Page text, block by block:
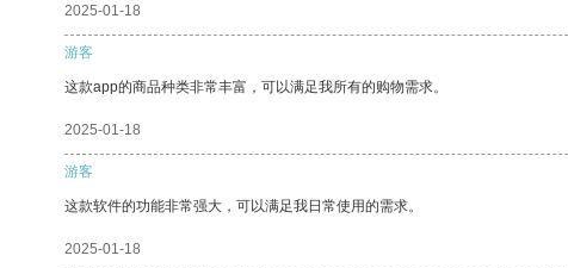
2025-01-18
游客
这款app的商品种类非常丰富，可以满足我所有的购物需求。
2025-01-18
游客
这款软件的功能非常强大，可以满足我日常使用的需求。
2025-01-18